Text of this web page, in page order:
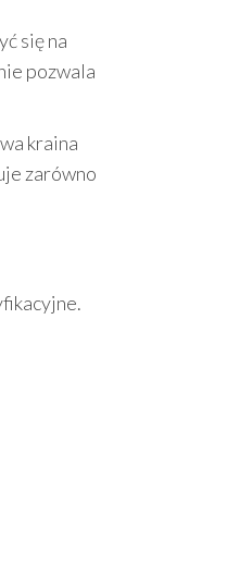
się na
pozwala
kraina
zarówno